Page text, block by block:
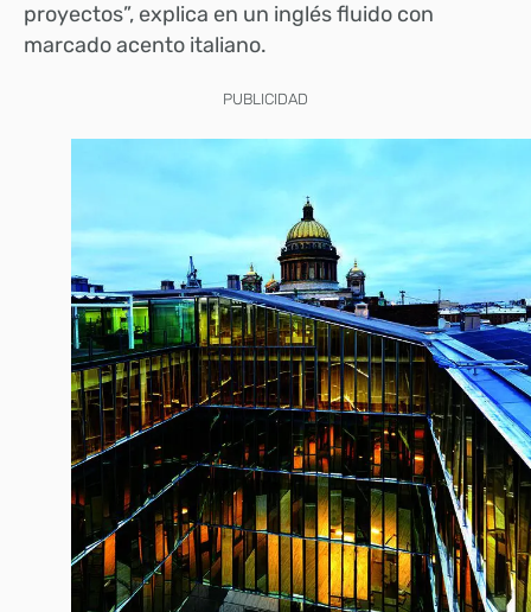
proyectos”, explica en un inglés fluido con
marcado acento italiano.
PUBLICIDAD